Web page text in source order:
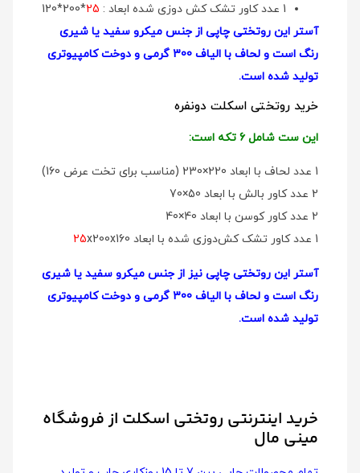
1 عدد کاور تشک کش دوزی شده ابعاد :
25
*200*120
آستر این روتختی چاپی از جنس میکرو سفید یا شیری
رنگ است و لحاف با الیاف 300 گرمی و دوخت کامپیوتری
تولید شده است.
خرید روتختی اسکلت دونفره
این ست شامل 6 تکه است:
1 عدد لحاف با ابعاد 220×230 (مناسب برای تخت عرض 160)
2 عدد کاور بالش با ابعاد 50×70
2 عدد کاور کوسن با ابعاد 40×40
1 عدد کاور تشک کش‌دوزی شده با ابعاد
25x200x160
آستر این روتختی چاپی نیز از جنس میکرو سفید یا شیری
رنگ است و لحاف با الیاف 300 گرمی و دوخت کامپیوتری
تولید شده است.
خرید اینترنتی روتختی اسکلت از فروشگاه
مینی مال